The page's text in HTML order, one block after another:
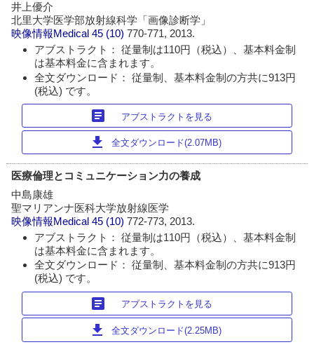
井上優介
北里大学医学部放射線科学「画像診断学」
映像情報Medical 45 (10)770-771, 2013.
アブストラクト： 従量制は110円（税込）、基本料金制
は基本料金に含まれます。
全文ダウンロード： 従量制、基本料金制の方共に913円
(税込) です。
article アブストラクトを見る
download 全文ダウンロード(2.07MB)
医療倫理とコミュニケーション力の養成
中島康雄
聖マリアンナ医科大学放射線医学
映像情報Medical 45 (10)772-773, 2013.
アブストラクト： 従量制は110円（税込）、基本料金制
は基本料金に含まれます。
全文ダウンロード： 従量制、基本料金制の方共に913円
(税込) です。
article アブストラクトを見る
download 全文ダウンロード(2.25MB)